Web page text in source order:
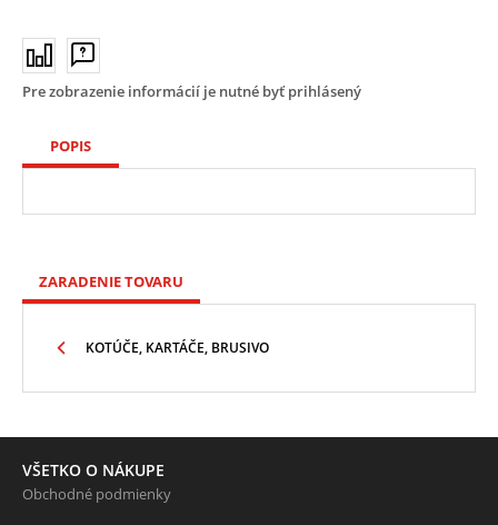
Pre zobrazenie informácií je nutné byť prihlásený
POPIS
ZARADENIE TOVARU
KOTÚČE, KARTÁČE, BRUSIVO
VŠETKO O NÁKUPE
Obchodné podmienky